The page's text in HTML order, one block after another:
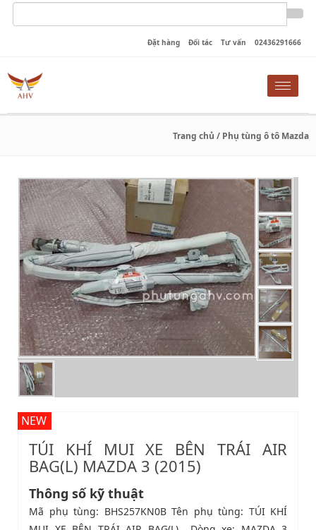
Đặt hàng Đối tác Tư vấn 02436291666
Toggle
Trang chủ / Phụ tùng ô tô Mazda
NEW
TÚI KHÍ MUI XE BÊN TRÁI AIR
BAG(L) MAZDA 3 (2015)
Thông số kỹ thuật
Mã phụ tùng: BHS257KN0B Tên phụ tùng: TÚI KHÍ